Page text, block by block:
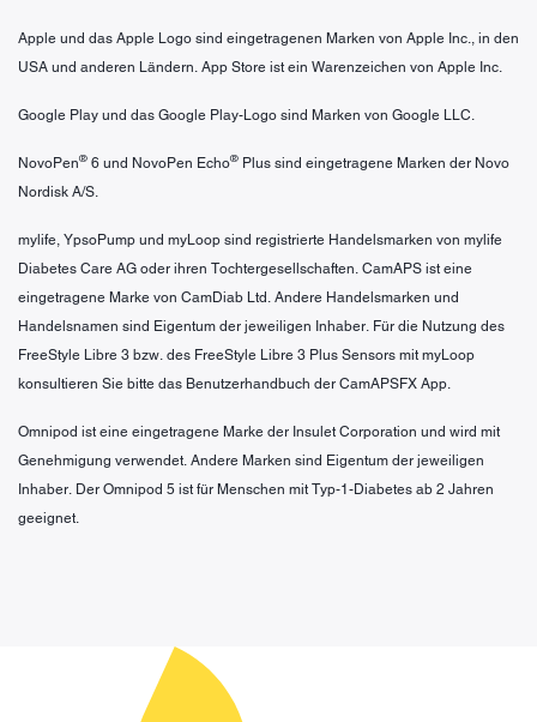
Apple und das Apple Logo sind eingetragenen Marken von Apple Inc., in den
USA und anderen Ländern. App Store ist ein Warenzeichen von Apple Inc.
Google Play und das Google Play-Logo sind Marken von Google LLC.
NovoPen® 6 und NovoPen Echo® Plus sind eingetragene Marken der Novo
Nordisk A/S.
mylife, YpsoPump und myLoop sind registrierte Handelsmarken von mylife
Diabetes Care AG oder ihren Tochtergesellschaften. CamAPS ist eine
eingetragene Marke von CamDiab Ltd. Andere Handelsmarken und
Handelsnamen sind Eigentum der jeweiligen Inhaber. Für die Nutzung des
FreeStyle Libre 3 bzw. des FreeStyle Libre 3 Plus Sensors mit myLoop
konsultieren Sie bitte das Benutzerhandbuch der CamAPSFX App.
Omnipod ist eine eingetragene Marke der Insulet Corporation und wird mit
Genehmigung verwendet. Andere Marken sind Eigentum der jeweiligen
Inhaber. Der Omnipod 5 ist für Menschen mit Typ-1-Diabetes ab 2 Jahren
geeignet.